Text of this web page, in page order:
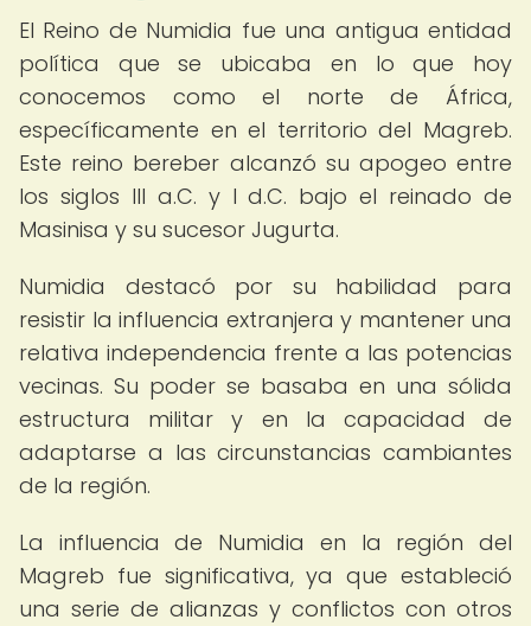
El Reino de Numidia fue una antigua entidad
política que se ubicaba en lo que hoy
conocemos como el norte de África,
específicamente en el territorio del Magreb.
Este reino bereber alcanzó su apogeo entre
los siglos III a.C. y I d.C. bajo el reinado de
Masinisa y su sucesor Jugurta.
Numidia destacó por su habilidad para
resistir la influencia extranjera y mantener una
relativa independencia frente a las potencias
vecinas. Su poder se basaba en una sólida
estructura militar y en la capacidad de
adaptarse a las circunstancias cambiantes
de la región.
La influencia de Numidia en la región del
Magreb fue significativa, ya que estableció
una serie de alianzas y conflictos con otros